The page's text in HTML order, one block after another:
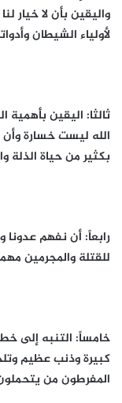
واليقين بأن لا خيار
لأولياء الشيطان
ثالثا: اليقين
الله ليست خسارة وأن
بكثير من حياة الذلة
رابعاً: أن نفهم عدونا
للقتلة والمجرمين
خامساً: التنبه إلى
كبيرة وذنب عظيم
المفرطون من